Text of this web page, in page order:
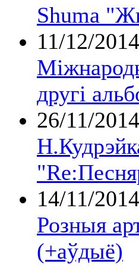
Shuma
11/12/2014
другі
26/11/2014
14/11/2014
Розныя
(+аўдыё)